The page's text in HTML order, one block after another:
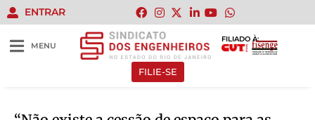
ENTRAR
MENU
FILIADO À:
FILIE-SE